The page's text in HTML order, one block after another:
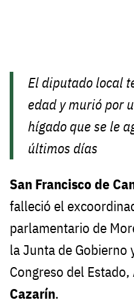
El diputado local
edad y murió por
hígado que se le
últimos días
San Francisco de
falleció el
parlamentario de
la Junta de Gobierno
Congreso del Estado,
Cazarín.